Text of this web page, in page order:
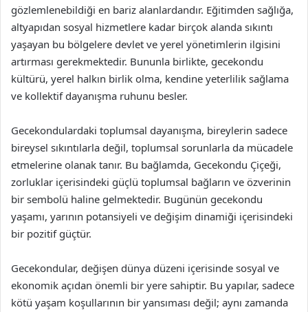
gözlemlenebildiği en bariz alanlardandır. Eğitimden sağlığa,
altyapıdan sosyal hizmetlere kadar birçok alanda sıkıntı
yaşayan bu bölgelere devlet ve yerel yönetimlerin ilgisini
artırması gerekmektedir. Bununla birlikte, gecekondu
kültürü, yerel halkın birlik olma, kendine yeterlilik sağlama
ve kollektif dayanışma ruhunu besler.
Gecekondulardaki toplumsal dayanışma, bireylerin sadece
bireysel sıkıntılarla değil, toplumsal sorunlarla da mücadele
etmelerine olanak tanır. Bu bağlamda, Gecekondu Çiçeği,
zorluklar içerisindeki güçlü toplumsal bağların ve özverinin
bir sembolü haline gelmektedir. Bugünün gecekondu
yaşamı, yarının potansiyeli ve değişim dinamiği içerisindeki
bir pozitif güçtür.
Gecekondular, değişen dünya düzeni içerisinde sosyal ve
ekonomik açıdan önemli bir yere sahiptir. Bu yapılar, sadece
kötü yaşam koşullarının bir yansıması değil; aynı zamanda